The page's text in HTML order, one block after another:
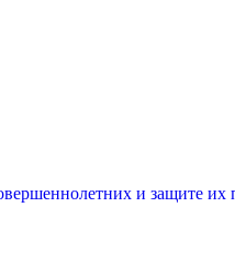
и защите их